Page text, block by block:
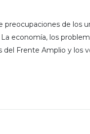
preocupaciones de los
economía, los
Frente Amplio y los